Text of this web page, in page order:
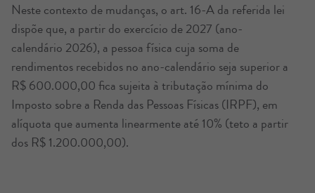
Neste contexto de mudanças, o art. 16-A da referida lei
dispõe que, a partir do exercício de 2027 (ano-
calendário 2026), a pessoa física cuja soma de
rendimentos recebidos no ano-calendário seja superior a
R$ 600.000,00 fica sujeita à tributação mínima do
Imposto sobre a Renda das Pessoas Físicas (IRPF), em
alíquota que aumenta linearmente até 10% (teto a partir
dos R$ 1.200.000,00).